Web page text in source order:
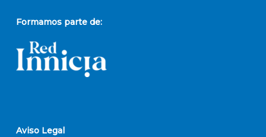
Formamos parte de:
Aviso Legal